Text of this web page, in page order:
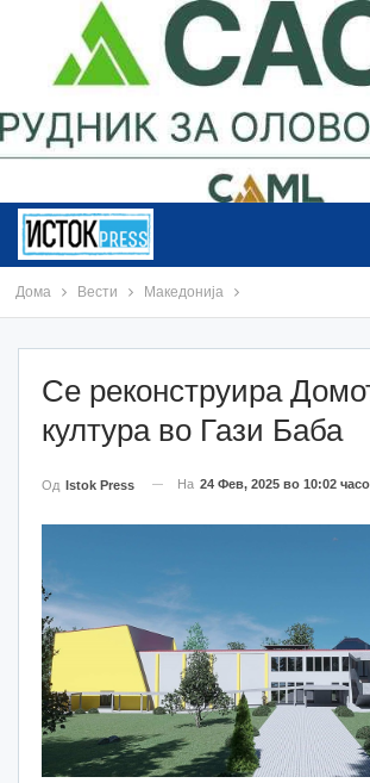
Дома Вести Македонија
Се реконструира
култура во Гази Баба
Од Istok Press На 24 Фев, 2025 во 10:02